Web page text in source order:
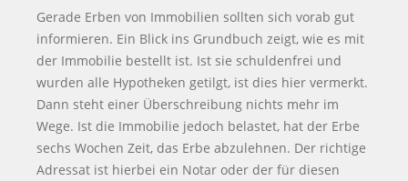
Gerade Erben von Immobilien sollten sich vorab gut
informieren. Ein Blick ins Grundbuch zeigt, wie es mit
der Immobilie bestellt ist. Ist sie schuldenfrei und
wurden alle Hypotheken getilgt, ist dies hier vermerkt.
Dann steht einer Überschreibung nichts mehr im
Wege. Ist die Immobilie jedoch belastet, hat der Erbe
sechs Wochen Zeit, das Erbe abzulehnen. Der richtige
Adressat ist hierbei ein Notar oder der für diesen